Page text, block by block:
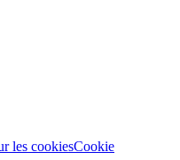
les cookiesCookie